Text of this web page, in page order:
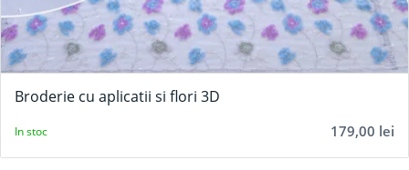
Broderie cu aplicatii si flori 3D
179,00 lei
In stoc